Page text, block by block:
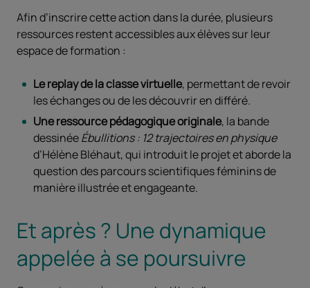
Afin d’inscrire cette action dans la durée, plusieurs
ressources restent accessibles aux élèves sur leur
espace de formation :
Le replay de la classe virtuelle, permettant de revoir
les échanges ou de les découvrir en différé.
Une ressource pédagogique originale, la bande
dessinéeÉbullitions : 12 trajectoires en physique
d’Hélène Bléhaut, qui introduit le projet et aborde la
question des parcours scientifiques féminins de
manière illustrée et engageante.
Et après ? Une dynamique
appelée à se poursuivre